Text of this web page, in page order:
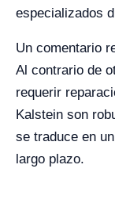
especializados
Un comentario
Al contrario de
requerir
Kalstein son
se traduce en
largo plazo.